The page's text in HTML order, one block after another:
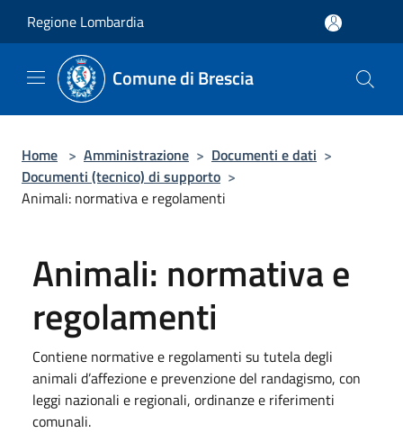
Regione Lombardia
Comune di Brescia
Home > Amministrazione > Documenti e dati >
Documenti (tecnico) di supporto >
Animali: normativa e regolamenti
Animali: normativa e
regolamenti
Contiene normative e regolamenti su tutela degli
animali d’affezione e prevenzione del randagismo, con
leggi nazionali e regionali, ordinanze e riferimenti
comunali.